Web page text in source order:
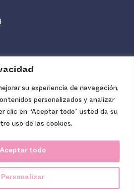
su experiencia de navegación,
personalizados y analizar
clic en “Aceptar todo” usted da su
uso de las cookies.
Personalizar
Aceptar todo
de insumos médicos. Nuestros
entre otros, en la difusión de
proveer servicios de aborto seguro
que ofrecemos no tienen costo
no lucrativo.